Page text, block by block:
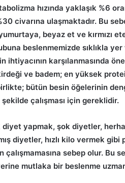
hızında yaklaşık %6
civarına ulaşmaktadır. Bu
beyaz et ve kırmızı
beslenmemizde sıklıkla
ihtiyacının karşılanmasında
ve badem; en yüksek
bütün besin öğelerinin
çalışması için gereklidir.
diyet yapmak, şok diyetler,
diyetler, hızlı kilo vermek
çalışmamasına sebep olur. Bu
mutlaka bir beslenme